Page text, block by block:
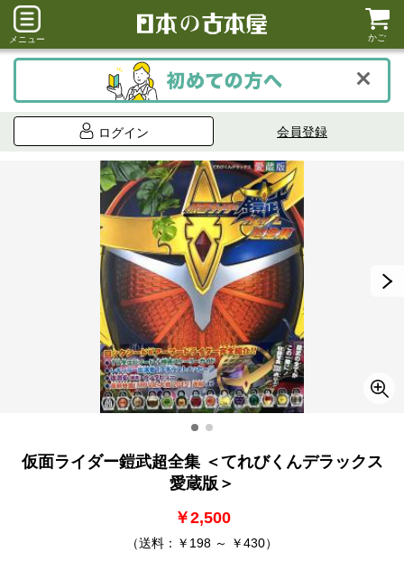
メニュー かご
ログイン 会員登録
仮面ライダー鎧武超全集 ＜てれびくんデラックス
愛蔵版＞
￥2,500
（送料：￥198 ～ ￥430）